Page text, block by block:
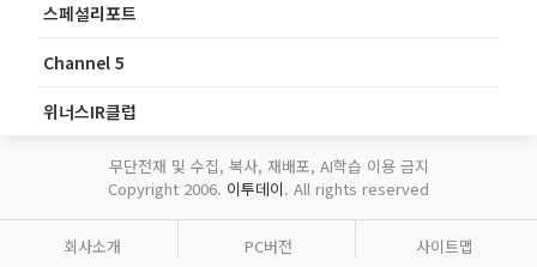
스페셜리포트
Channel 5
위너스IR클럽
무단전재 및 수집, 복사, 재배포, AI학습 이용 금지
Copyright 2006. 이투데이. All rights reserved
회사소개 PC버전 사이트맵